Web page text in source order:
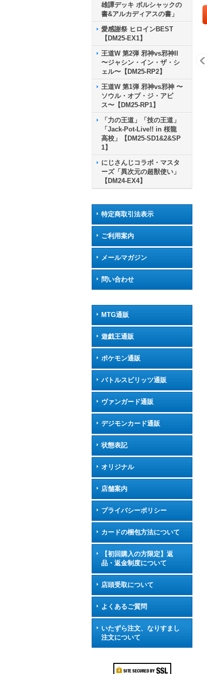
雄譚デッキ ボルシャックの
書&アルカディアスの書」
愛感謝祭 ヒロインBEST
【DM25-EX1】
王道W 第2弾 邪神vs邪神II
〜ジャシン・イン・ザ・シ
ェル〜【DM25-RP2】
王道W 第1弾 邪神vs邪神 〜
ソウル・オブ・ジ・アビ
ス〜【DM25-RP1】
「力の王道」「技の王道」
「Jack-Pot-Live!! in 桜龍
高校」【DM25-SD1&2&SP
1】
にじさんじコラボ・マスタ
ーズ「異次元の超獣使い」
【DM24-EX4】
特定商取引法表示
ご利用案内
メールマガジン
問い合わせ
MTG通販
遊戯王通販
ポケモン通販
バトルスピリッツ通販
ヴァンガード通販
デジモンカード通販
状態表記
オリジナル
店舗案内
プライバシーポリシー
カードの梱包方法について
【初回購入の方限定】返
品・返金制度について
店頭受取について
よくあるご質問
いたずら注文、なりすまし
注文について